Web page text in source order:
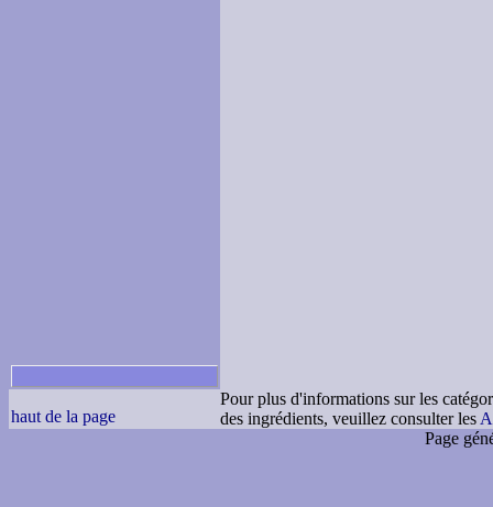
haut de la page
Pour plus d'informations sur les
des ingrédients, veuillez consulter les
Page